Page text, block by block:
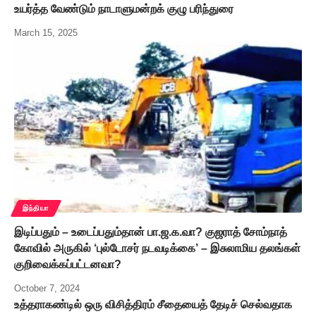
உயர்த்த வேண்டும் நாடாளுமன்றக் குழு பரிந்துரை
March 15, 2025
இந்தியா
இடிப்பதும் – உடைப்பதும்தான் பா.ஜ.க.வா? குஜராத் சோம்நாத்
கோவில் அருகில் ‘புல்டோசர் நடவடிக்கை’ – இசுலாமிய தலங்கள்
குறிவைக்கப்பட்டனவா?
October 7, 2024
உத்தராகண்டில் ஒரு விசித்திரம் சீதையைத் தேடிச் செல்வதாக